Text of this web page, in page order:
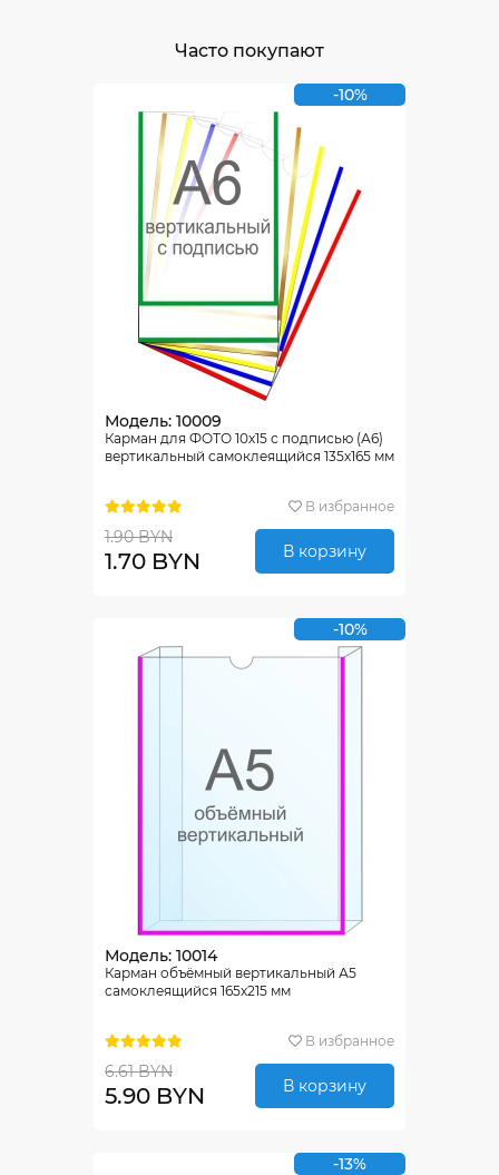
Часто покупают
-10%
Модель: 10009
Карман для ФОТО 10х15 с подписью (А6)
вертикальный самоклеящийся 135х165 мм
В избранное
1.90 BYN
1.70 BYN В корзину
-10%
Модель: 10014
Карман объёмный вертикальный А5
самоклеящийся 165х215 мм
В избранное
6.61 BYN
5.90 BYN В корзину
-13%